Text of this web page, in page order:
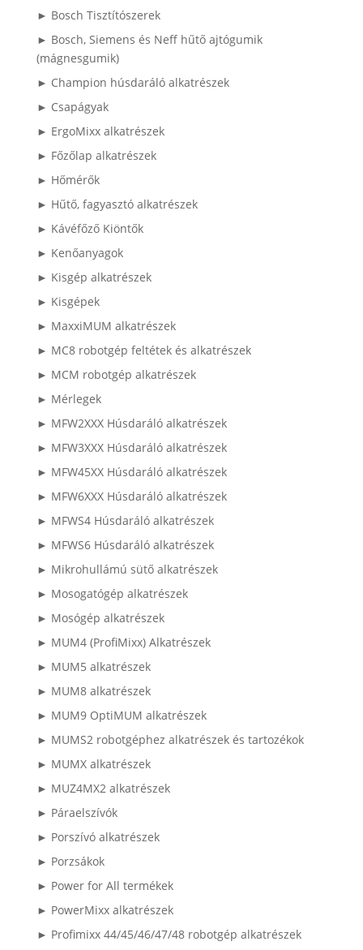
► Bosch Tisztítószerek
► Bosch, Siemens és Neff hűtő ajtógumik
(mágnesgumik)
► Champion húsdaráló alkatrészek
► Csapágyak
► ErgoMixx alkatrészek
► Főzőlap alkatrészek
► Hőmérők
► Hűtő, fagyasztó alkatrészek
► Kávéfőző Kiöntők
► Kenőanyagok
► Kisgép alkatrészek
► Kisgépek
► MaxxiMUM alkatrészek
► MC8 robotgép feltétek és alkatrészek
► MCM robotgép alkatrészek
► Mérlegek
► MFW2XXX Húsdaráló alkatrészek
► MFW3XXX Húsdaráló alkatrészek
► MFW45XX Húsdaráló alkatrészek
► MFW6XXX Húsdaráló alkatrészek
► MFWS4 Húsdaráló alkatrészek
► MFWS6 Húsdaráló alkatrészek
► Mikrohullámú sütő alkatrészek
► Mosogatógép alkatrészek
► Mosógép alkatrészek
► MUM4 (ProfiMixx) Alkatrészek
► MUM5 alkatrészek
► MUM8 alkatrészek
► MUM9 OptiMUM alkatrészek
► MUMS2 robotgéphez alkatrészek és tartozékok
► MUMX alkatrészek
► MUZ4MX2 alkatrészek
► Páraelszívók
► Porszívó alkatrészek
► Porzsákok
► Power for All termékek
► PowerMixx alkatrészek
► Profimixx 44/45/46/47/48 robotgép alkatrészek